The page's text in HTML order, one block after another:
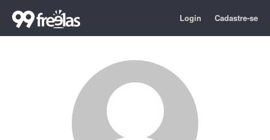
Login Cadastre-se